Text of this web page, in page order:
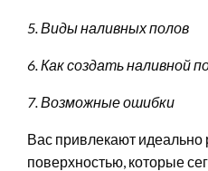
5. Виды наливных полов
6. Как создать наливной
7. Возможные ошибки
Вас привлекают
поверхностью, которые